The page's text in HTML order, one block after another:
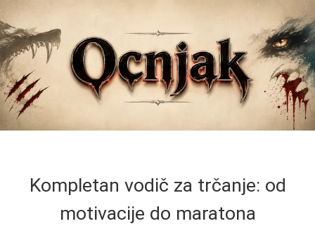
Kompletan vodič za trčanje: od
motivacije do maratona